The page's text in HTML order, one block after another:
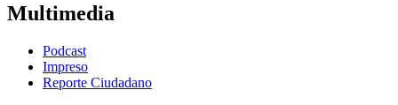
Multimedia
Podcast
Impreso
Reporte Ciudadano